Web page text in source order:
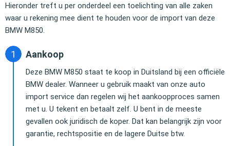
Hieronder treft u per onderdeel een toelichting van alle zaken
waar u rekening mee dient te houden voor de import van deze
BMW M850.
Aankoop
Deze BMW M850 staat te koop in Duitsland bij een officiële
BMW dealer. Wanneer u gebruik maakt van onze auto
import service dan regelen wij het aankoopproces samen
met u. U tekent en betaalt zelf. U bent in de meeste
gevallen ook juridisch de koper. Dat kan belangrijk zijn voor
garantie, rechtspositie en de lagere Duitse btw.